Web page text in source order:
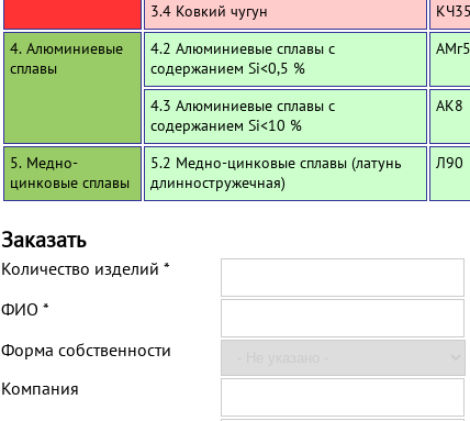
3.4 Ковкий чугун КЧ35
4. Алюминиевые
сплавы
4.2 Алюминиевые сплавы с
содержанием Si<0,5 %
4.3 Алюминиевые сплавы с
содержанием Si<10 %
АК8
5. Медно-
цинковые сплавы
5.2 Медно-цинковые сплавы (латунь
длинностружечная)
Л90
Заказать
Количество изделий *
ФИО *
Форма собственности
Компания